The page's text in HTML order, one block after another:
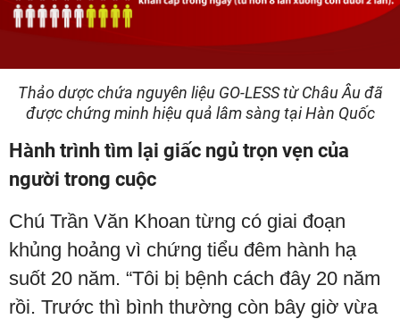
Thảo dược chứa nguyên liệu GO-LESS từ Châu Âu đã
được chứng minh hiệu quả lâm sàng tại Hàn Quốc
Hành trình tìm lại giấc ngủ trọn vẹn của
người trong cuộc
Chú Trần Văn Khoan từng có giai đoạn
khủng hoảng vì chứng tiểu đêm hành hạ
suốt 20 năm. “Tôi bị bệnh cách đây 20 năm
rồi. Trước thì bình thường còn bây giờ vừa